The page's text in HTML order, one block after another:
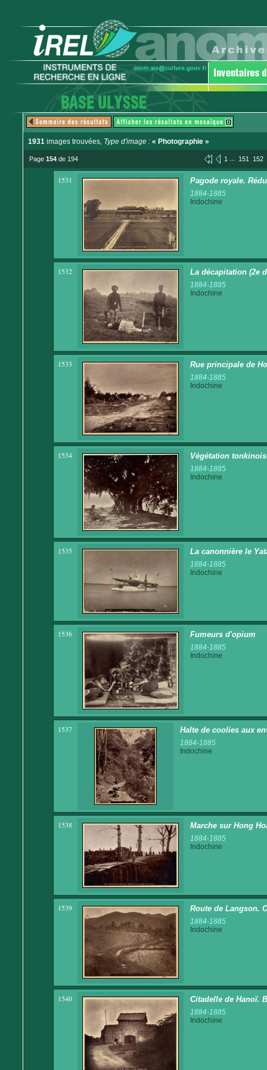
1931 images trouvées, Type d'image : « Photographie »
Page 154 de 194 1 ... 151 152
1531 Pagode royale.
1884-1885
Indochine
1532 La décapitation (2e
1884-1885
Indochine
1533 Rue principale de
1884-1885
Indochine
1534 Végétation
1884-1885
Indochine
1535 La canonnière le
1884-1885
Indochine
1536 Fumeurs d'opium
1884-1885
Indochine
1537 Halte de coolies aux
1884-1885
Indochine
1538 Marche sur Hong
1884-1885
Indochine
1539 Route de Langson.
1884-1885
Indochine
1540 Citadelle de Hanoï.
1884-1885
Indochine